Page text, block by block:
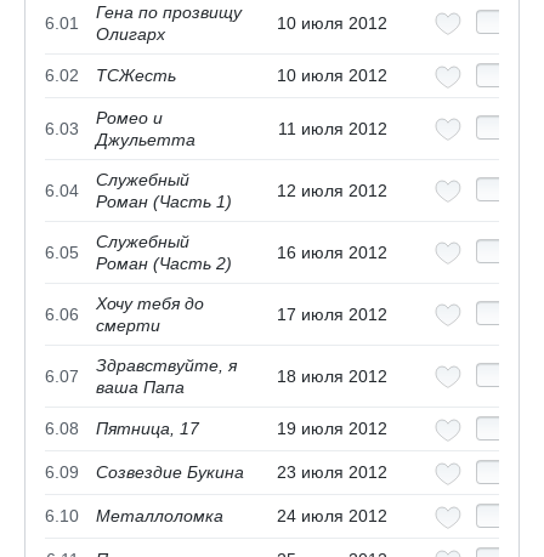
6.01
Гена по прозвищу
Олигарх
10 июля 2012
6.02 ТСЖесть 10 июля 2012
6.03
Ромео и
Джульетта
11 июля 2012
6.04
Служебный
Роман (Часть 1)
12 июля 2012
6.05
Служебный
Роман (Часть 2)
16 июля 2012
6.06
Хочу тебя до
смерти
17 июля 2012
6.07
Здравствуйте, я
ваша Папа
18 июля 2012
6.08 Пятница, 17 19 июля 2012
6.09 Созвездие Букина 23 июля 2012
6.10 Металлоломка 24 июля 2012